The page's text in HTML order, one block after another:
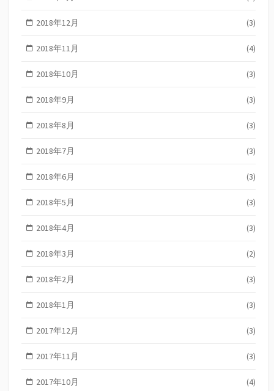
2018年12月 (3)
2018年11月 (4)
2018年10月 (3)
2018年9月 (3)
2018年8月 (3)
2018年7月 (3)
2018年6月 (3)
2018年5月 (3)
2018年4月 (3)
2018年3月 (2)
2018年2月 (3)
2018年1月 (3)
2017年12月 (3)
2017年11月 (3)
2017年10月 (4)